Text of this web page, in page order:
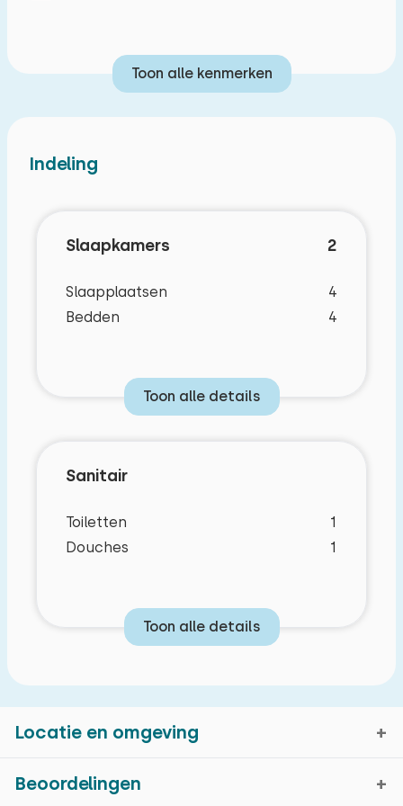
voorkeurskosten):
Toon alle kenmerken
Indeling
Slaapkamers 2
Slaapplaatsen
4
Bedden
4
Toon alle details
Sanitair
Toiletten
1
Douches
1
Toon alle details
Locatie en omgeving
Beoordelingen